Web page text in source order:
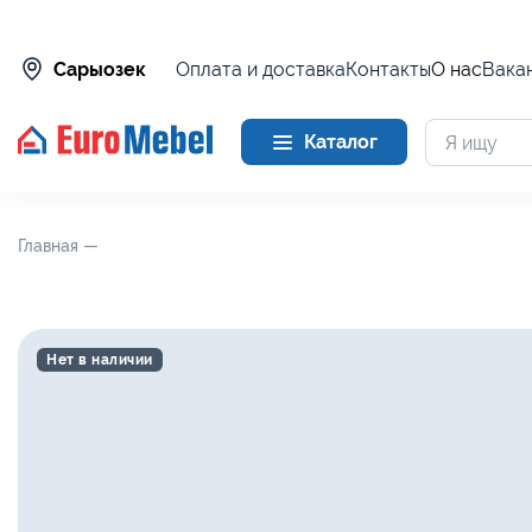
Сарыозек Оплата и доставкаКонтактыО нас
Каталог
Главная —
Нет в наличии